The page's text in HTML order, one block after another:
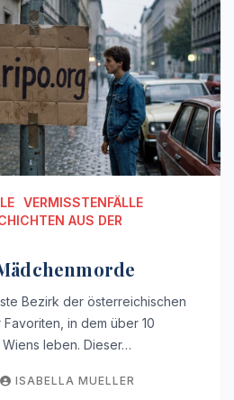
VERMISSTENFÄLLE
AUS DER
Bezirk der österreichischen
in dem über 10
leben. Dieser…
ISABELLA MUELLER